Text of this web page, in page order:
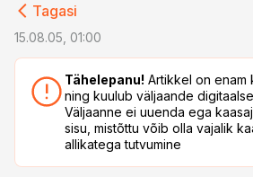
Tagasi
15.08.05, 01:00
Tähelepanu! Artikkel on enam
ning kuulub väljaande
Väljaanne ei uuenda ega
sisu, mistõttu võib olla vajalik
allikatega tutvumine